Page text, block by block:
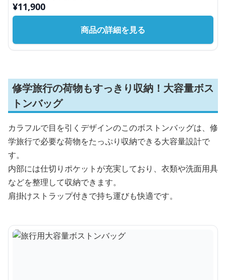
¥11,900
商品の詳細を見る
修学旅行の荷物もすっきり収納！大容量ボス
トンバッグ
カラフルで目を引くデザインのこのボストンバッグは、修
学旅行で必要な荷物をたっぷり収納できる大容量設計で
す。
内部には仕切りポケットが充実しており、衣類や洗面用具
などを整理して収納できます。
肩掛けストラップ付きで持ち運びも快適です。